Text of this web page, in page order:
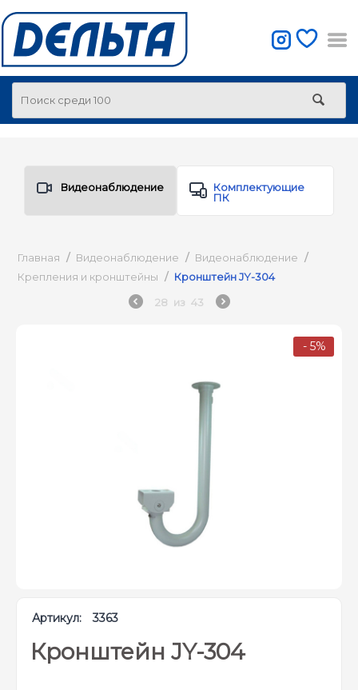
Видеонаблюдение
Комплектующие
ПК
Главная / Видеонаблюдение / Видеонаблюдение /
Крепления и кронштейны / Кронштейн JY-304
28 из 43
- 5%
Артикул: 3363
Кронштейн JY-304